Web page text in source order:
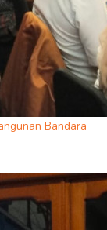
Bandara